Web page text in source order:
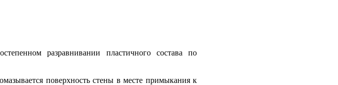
разравнивании пластичного состава по
поверхность стены в месте примыкания к